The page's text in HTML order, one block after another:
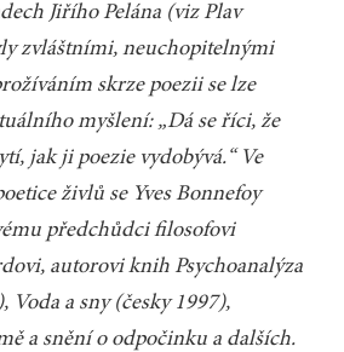
Jiřího Pelána (viz Plav
zvláštními, neuchopitelnými
skrze poezii se lze
myšlení: „Dá se říci, že
jak ji poezie vydobývá.“ Ve
živlů se Yves Bonnefoy
předchůdci filosofovi
autorovi knih Psychoanalýza
Voda a sny(česky 1997),
a snění o odpočinkua dalších.